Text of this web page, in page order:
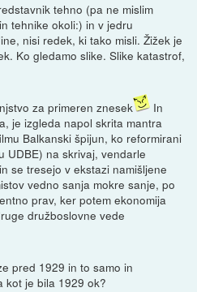
tehno (pa ne mislim
tehnike okoli:) in v jedru
nisi redek, ki tako misli. Žižek je
Ko gledamo slike. Slike katastrof,
za primeren znesek
In
je izgleda napol skrita mantra
Balkanski špijun, ko reformirani
UDBE) na skrivaj, vendarle
se tresejo v ekstazi namišljene
vedno sanja mokre sanje, po
prav, ker potem ekonomija
družboslovne vede
pred 1929 in to samo in
kot je bila 1929 ok?